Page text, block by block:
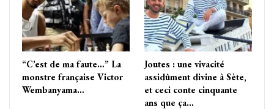
“C’est de ma faute…” La
monstre française Victor
Wembanyama…
Joutes : une vivacité
assidûment divine à Sète,
et ceci conte cinquante
ans que ça…